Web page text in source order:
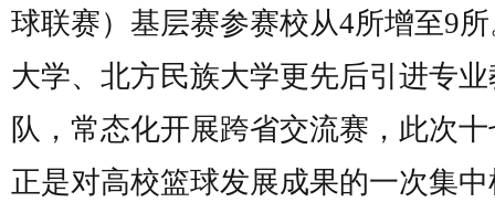
球联赛）基层赛参赛校从4所增至9
大学、北方民族大学更先后引进专
队，常态化开展跨省交流赛，此次
正是对高校篮球发展成果的一次集